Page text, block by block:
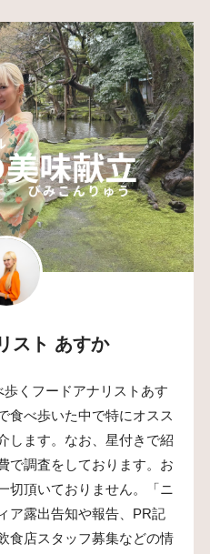
スト あすか
くフードアナリストあす
食べ歩いた中で特にオスス
します。なお、星付きで紹
で調査をしております。お
切頂いておりません。「ニ
ア露出告知や報告、PR記
食店スタッフ募集などの情